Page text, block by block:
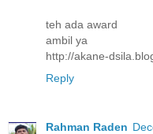
teh ada award
ambil ya
http://akane-
Reply
Rahman Raden